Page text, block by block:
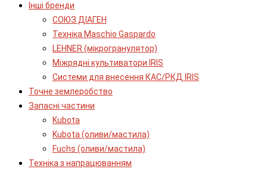
Інші бренди
СОЮЗ ДІАГЕН
Техніка Maschio Gaspardo
LEHNER (мікрогранулятор)
Міжрядні культиватори IRIS
Системи для внесення КАС/РКД IRIS
Точне землеробство
Запасні частини
Kubota
Kubota (оливи/мастила)
Fuchs (оливи/мастила)
Техніка з напрацюванням